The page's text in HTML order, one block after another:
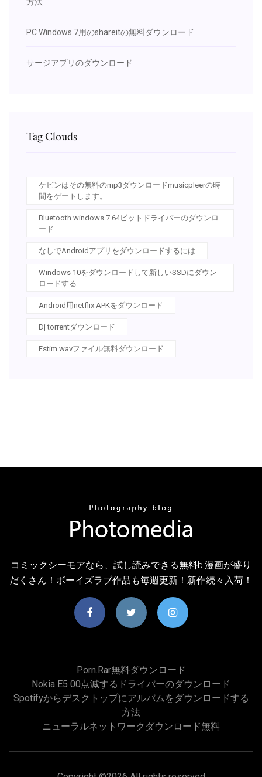
PC Windows 7用のshareitの無料ダウンロード
サージアプリのダウンロード
Tag Clouds
ケビンはその無料のmp3ダウンロードmusicpleerの時
間をゲートします。
Bluetooth windows 7 64ビットドライバーのダウンロ
ード
なしでAndroidアプリをダウンロードするには
Windows 10をダウンロードして新しいSSDにダウン
ロードする
Android用netflix APKをダウンロード
Dj torrentダウンロード
Estim wavファイル無料ダウンロード
コミックシーモアなら、試し読みできる無料bl漫画が盛り
だくさん！ボーイズラブ作品も毎週更新！新作続々入荷！
Porn.rar無料ダウンロード
Nokia E5 00点滅するドライバーのダウンロード
Spotifyからデスクトップにアルバムをダウンロードする
方法
ニューラルネットワークダウンロード無料